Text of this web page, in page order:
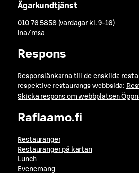
Ägarkundtjänst
010 76 5858 (vardagar kl. 9-16)
lna/msa
Respons
Responslänkarna till de enskilda
respektive restaurangs webbsida:
Skicka respons om webbplatsen
Raflaamo.fi
Restauranger
Restauranger på kartan
Lunch
Evenemang